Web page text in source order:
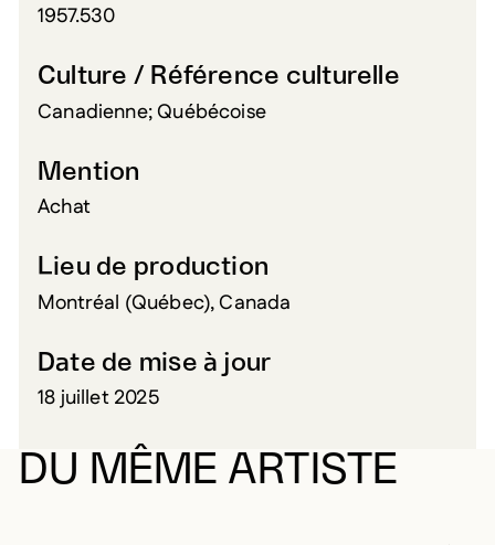
1957.530
Culture / Référence culturelle
Canadienne; Québécoise
Mention
Achat
Lieu de production
Montréal (Québec), Canada
Date de mise à jour
18 juillet 2025
DU MÊME ARTISTE